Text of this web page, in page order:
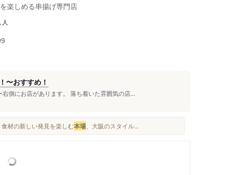
楽しめる串揚げ専門店
人
〜おすすめ！
側にお店があります。 落ち着いた雰囲気の店...
材の新しい発見を楽しむ本場 、大阪のスタイル...